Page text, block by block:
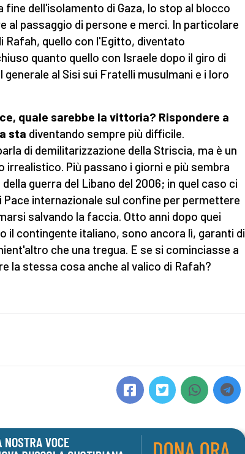
fine dell'isolamento di Gaza, lo stop al blocco
al passaggio di persone e merci. In particolare
Rafah, quello con l'Egitto, diventato
quanto quello con Israele dopo il giro di
al Sisi sui Fratelli musulmani e i loro
quale sarebbe la vittoria? Rispondere a
sta diventando sempre più difficile.
di demilitarizzazione della Striscia, ma è un
Più passano i giorni e più sembra
guerra del Libano del 2006; in quel caso ci
Pace internazionale sul confine per permettere
salvando la faccia. Otto anni dopo quei
il contingente italiano, sono ancora lì, garanti di
che una tregua. E se si cominciasse a
la stessa cosa anche al valico di Rafah?